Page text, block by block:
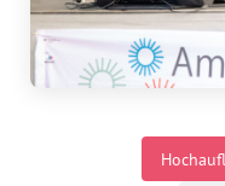
Aktuelles
Über uns